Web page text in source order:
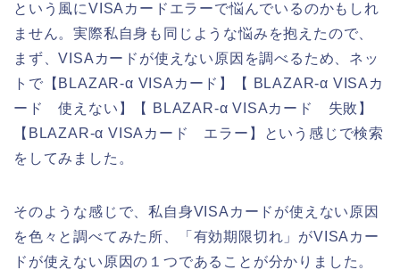
という風にVISAカードエラーで悩んでいるのかもしれ
ません。実際私自身も同じような悩みを抱えたので、
まず、VISAカードが使えない原因を調べるため、ネッ
トで【BLAZAR-α VISAカード】【 BLAZAR-α VISAカ
ード 使えない】【 BLAZAR-α VISAカード 失敗】
【BLAZAR-α VISAカード エラー】という感じで検索
をしてみました。
そのような感じで、私自身VISAカードが使えない原因
を色々と調べてみた所、「有効期限切れ」がVISAカー
ドが使えない原因の１つであることが分かりました。